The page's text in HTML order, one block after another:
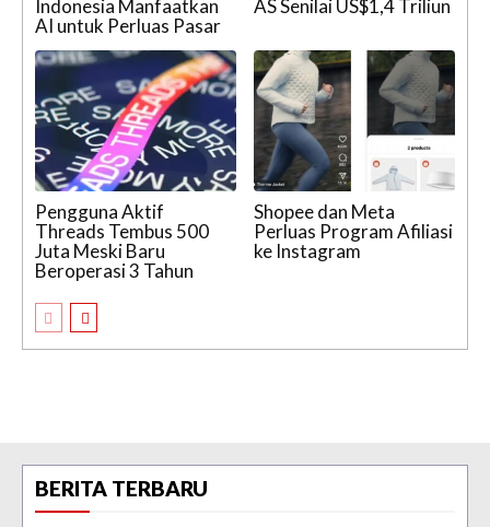
Indonesia Manfaatkan
AI untuk Perluas Pasar
AS Senilai US$1,4 Triliun
Pengguna Aktif
Threads Tembus 500
Juta Meski Baru
Beroperasi 3 Tahun
Shopee dan Meta
Perluas Program Afiliasi
ke Instagram
BERITA TERBARU